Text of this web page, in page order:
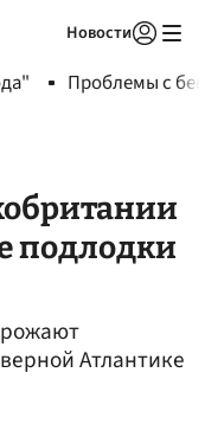
Новости
Проблемы с
подлодки
Атлантике